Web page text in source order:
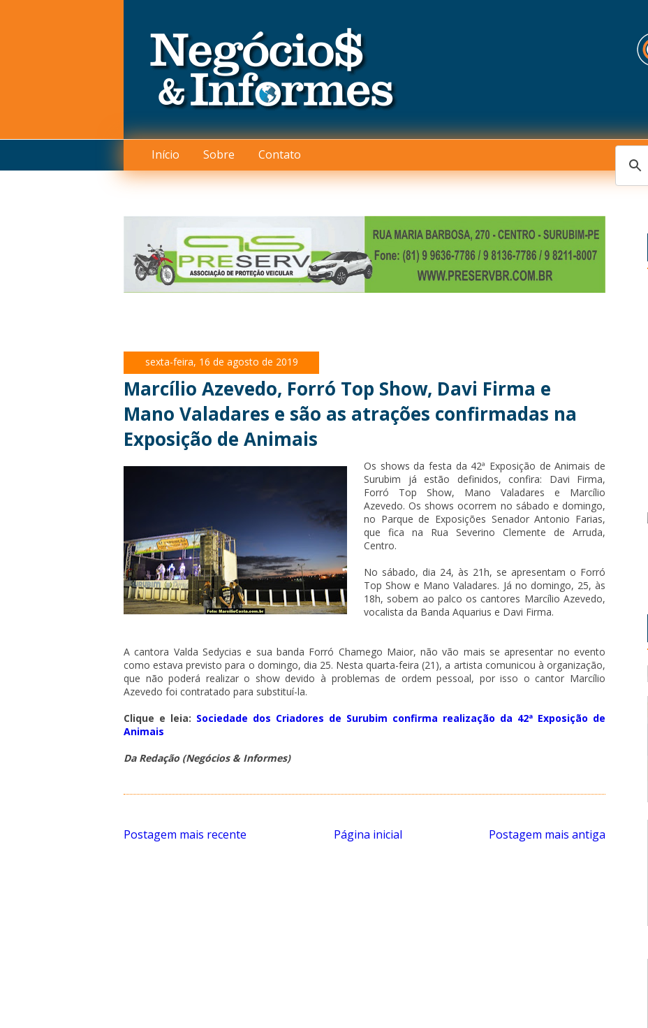
Início Sobre Contato
sexta-feira, 16 de agosto de 2019
Marcílio Azevedo, Forró Top Show, Davi Firma e
Mano Valadares e são as atrações confirmadas na
Exposição de Animais
Os shows da festa da 42ª Exposição de Animais de
Surubim já estão definidos, confira: Davi Firma,
Forró Top Show, Mano Valadares e Marcílio
Azevedo. Os shows ocorrem no sábado e domingo,
no Parque de Exposições Senador Antonio Farias,
que fica na Rua Severino Clemente de Arruda,
Centro.
No sábado, dia 24, às 21h, se apresentam o Forró
Top Show e Mano Valadares. Já no domingo, 25, às
18h, sobem ao palco os cantores Marcílio Azevedo,
vocalista da Banda Aquarius e Davi Firma.
A cantora Valda Sedycias e sua banda Forró Chamego Maior, não vão mais se apresentar no evento
como estava previsto para o domingo, dia 25. Nesta quarta-feira (21), a artista comunicou à organização,
que não poderá realizar o show devido à problemas de ordem pessoal, por isso o cantor Marcílio
Azevedo foi contratado para substituí-la.
Clique e leia: Sociedade dos Criadores de Surubim confirma realização da 42ª Exposição de
Animais
Da Redação (Negócios & Informes)
Postagem mais recente Postagem mais antiga
Página inicial